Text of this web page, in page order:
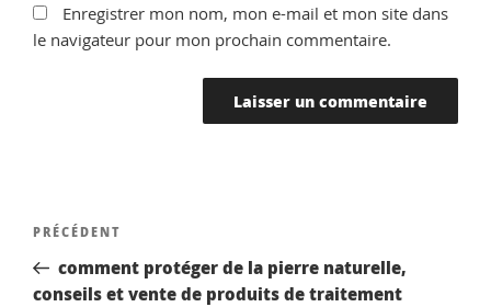
Enregistrer mon nom, mon e-mail et mon site dans
le navigateur pour mon prochain commentaire.
Navigation
l’article
Article
précédent
PRÉCÉDENT
comment protéger de la pierre naturelle,
conseils et vente de produits de traitement